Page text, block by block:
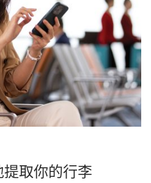
取你的行李